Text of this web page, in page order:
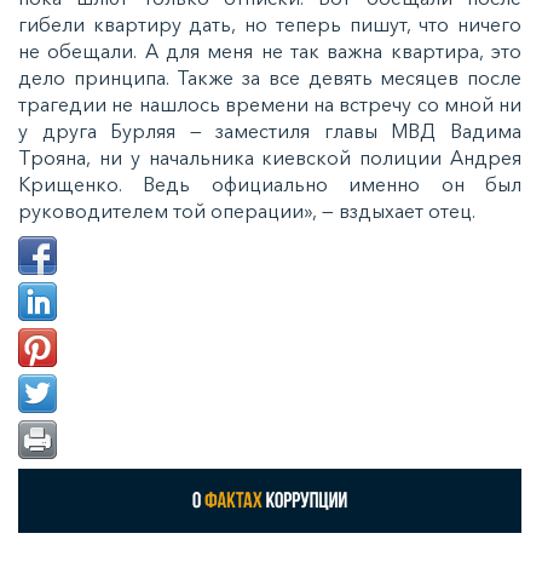
гибели квартиру дать, но теперь пишут, что ничего
не обещали. А для меня не так важна квартира, это
дело принципа. Также за все девять месяцев после
трагедии не нашлось времени на встречу со мной ни
у друга Бурляя — заместиля главы МВД Вадима
Трояна, ни у начальника киевской полиции Андрея
Крищенко. Ведь официально именно он был
руководителем той операции», — вздыхает отец.